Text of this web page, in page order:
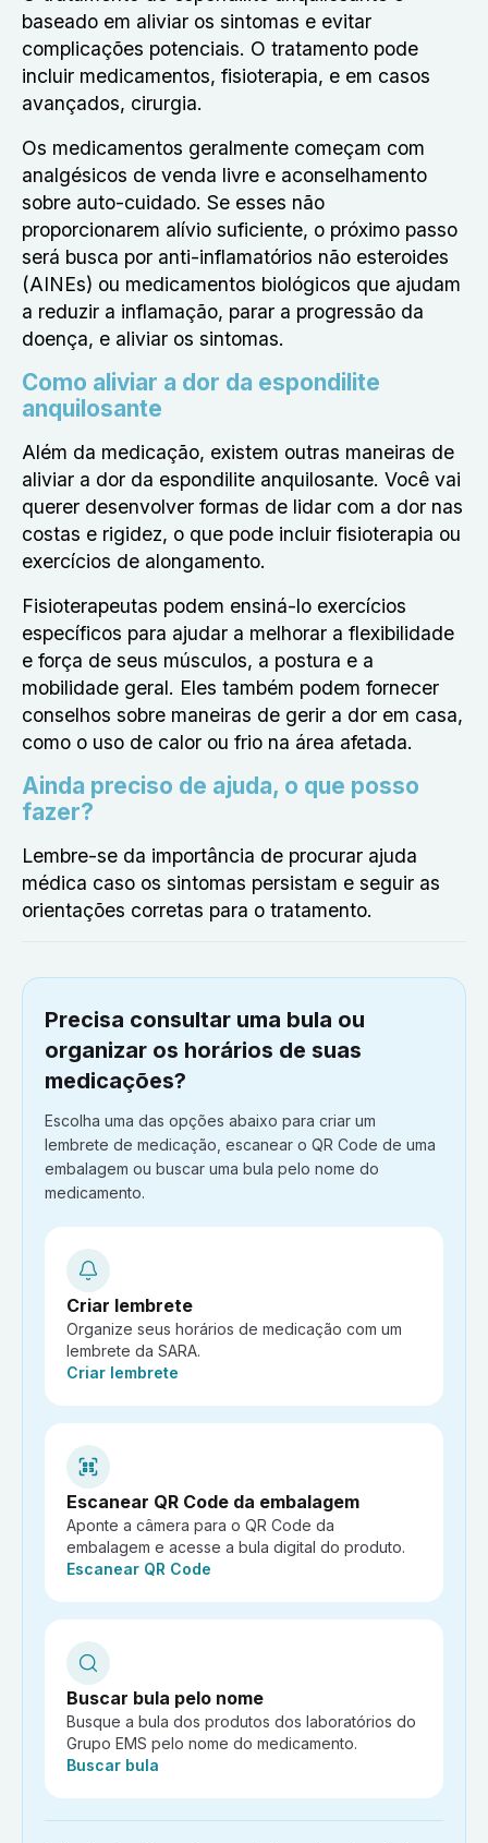
baseado em aliviar os sintomas e evitar
complicações potenciais. O tratamento pode
incluir medicamentos, fisioterapia, e em casos
avançados, cirurgia.
Os medicamentos geralmente começam com
analgésicos de venda livre e aconselhamento
sobre auto-cuidado. Se esses não
proporcionarem alívio suficiente, o próximo passo
será busca por anti-inflamatórios não esteroides
(AINEs) ou medicamentos biológicos que ajudam
a reduzir a inflamação, parar a progressão da
doença, e aliviar os sintomas.
Como aliviar a dor da espondilite
anquilosante
Além da medicação, existem outras maneiras de
aliviar a dor da espondilite anquilosante. Você vai
querer desenvolver formas de lidar com a dor nas
costas e rigidez, o que pode incluir fisioterapia ou
exercícios de alongamento.
Fisioterapeutas podem ensiná-lo exercícios
específicos para ajudar a melhorar a flexibilidade
e força de seus músculos, a postura e a
mobilidade geral. Eles também podem fornecer
conselhos sobre maneiras de gerir a dor em casa,
como o uso de calor ou frio na área afetada.
Ainda preciso de ajuda, o que posso
fazer?
Lembre-se da importância de procurar ajuda
médica caso os sintomas persistam e seguir as
orientações corretas para o tratamento.
Precisa consultar uma bula ou
organizar os horários de suas
medicações?
Escolha uma das opções abaixo para criar um
lembrete de medicação, escanear o QR Code de uma
embalagem ou buscar uma bula pelo nome do
medicamento.
Criar lembrete
Organize seus horários de medicação com um
lembrete da SARA.
Ação:
Criar lembrete
Escanear QR Code da embalagem
Aponte a câmera para o QR Code da
embalagem e acesse a bula digital do produto.
Ação:
Escanear QR Code
Buscar bula pelo nome
Busque a bula dos produtos dos laboratórios do
Grupo EMS pelo nome do medicamento.
Ação:
Buscar bula